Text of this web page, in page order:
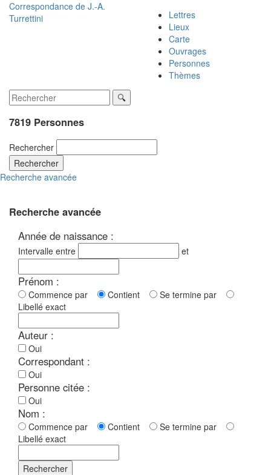
Correspondance de J.-A.
Turrettini
Lettres
Lieux
Carte
Ouvrages
Personnes
Thèmes
7819 Personnes
Rechercher
Rechercher
Recherche avancée
Recherche avancée
Année de naissance :
Intervalle entre et
Prénom :
Commence par Contient
Se termine par
Libellé exact
Auteur :
Oui
Correspondant :
Oui
Personne citée :
Oui
Nom :
Commence par Contient
Se termine par
Libellé exact
Rechercher